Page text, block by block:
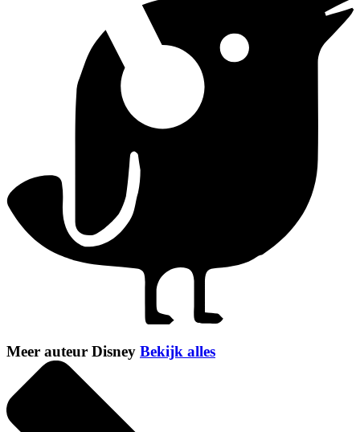
Meer auteur Disney Bekijk alles